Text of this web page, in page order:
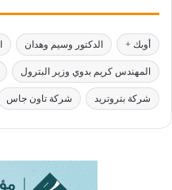
أوبك + الدكتور وسيم وهدان
المهندس كريم بدوي وزير البترول
شركة بتروتريد شركة تاون جاس